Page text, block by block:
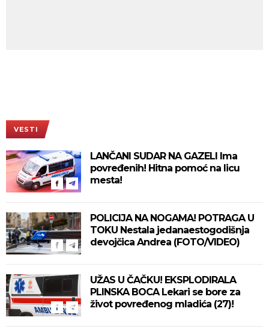
VESTI
LANČANI SUDAR NA GAZELI Ima
povređenih! Hitna pomoć na licu
mesta!
POLICIJA NA NOGAMA! POTRAGA U
TOKU Nestala jedanaestogodišnja
devojčica Andrea (FOTO/VIDEO)
UŽAS U ČAČKU! EKSPLODIRALA
PLINSKA BOCA Lekari se bore za
život povređenog mladića (27)!